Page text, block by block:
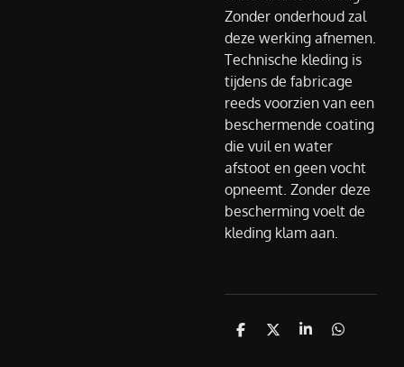
Zonder onderhoud zal
deze werking afnemen.
Technische kleding is
tijdens de fabricage
reeds voorzien van een
beschermende coating
die vuil en water
afstoot en geen vocht
opneemt. Zonder deze
bescherming voelt de
kleding klam aan.
D
D
S
D